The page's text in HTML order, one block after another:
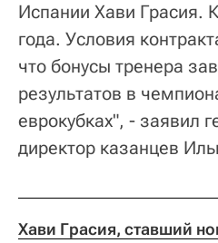
Испании Хави Грасия.
года. Условия
что бонусы тренера
результатов в
еврокубках", - заявил
директор казанцев
Хави Грасия, ставший